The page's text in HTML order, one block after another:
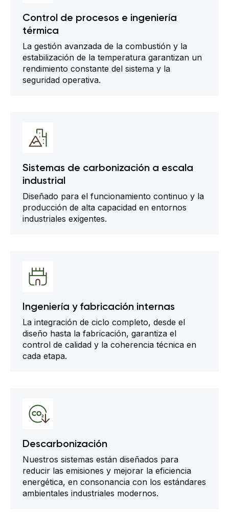
Control de procesos e ingeniería
térmica
La gestión avanzada de la combustión y la
estabilización de la temperatura garantizan un
rendimiento constante del sistema y la
seguridad operativa.
Sistemas de carbonización a escala
industrial
Diseñado para el funcionamiento continuo y la
producción de alta capacidad en entornos
industriales exigentes.
Ingeniería y fabricación internas
La integración de ciclo completo, desde el
diseño hasta la fabricación, garantiza el
control de calidad y la coherencia técnica en
cada etapa.
Descarbonización
Nuestros sistemas están diseñados para
reducir las emisiones y mejorar la eficiencia
energética, en consonancia con los estándares
ambientales industriales modernos.